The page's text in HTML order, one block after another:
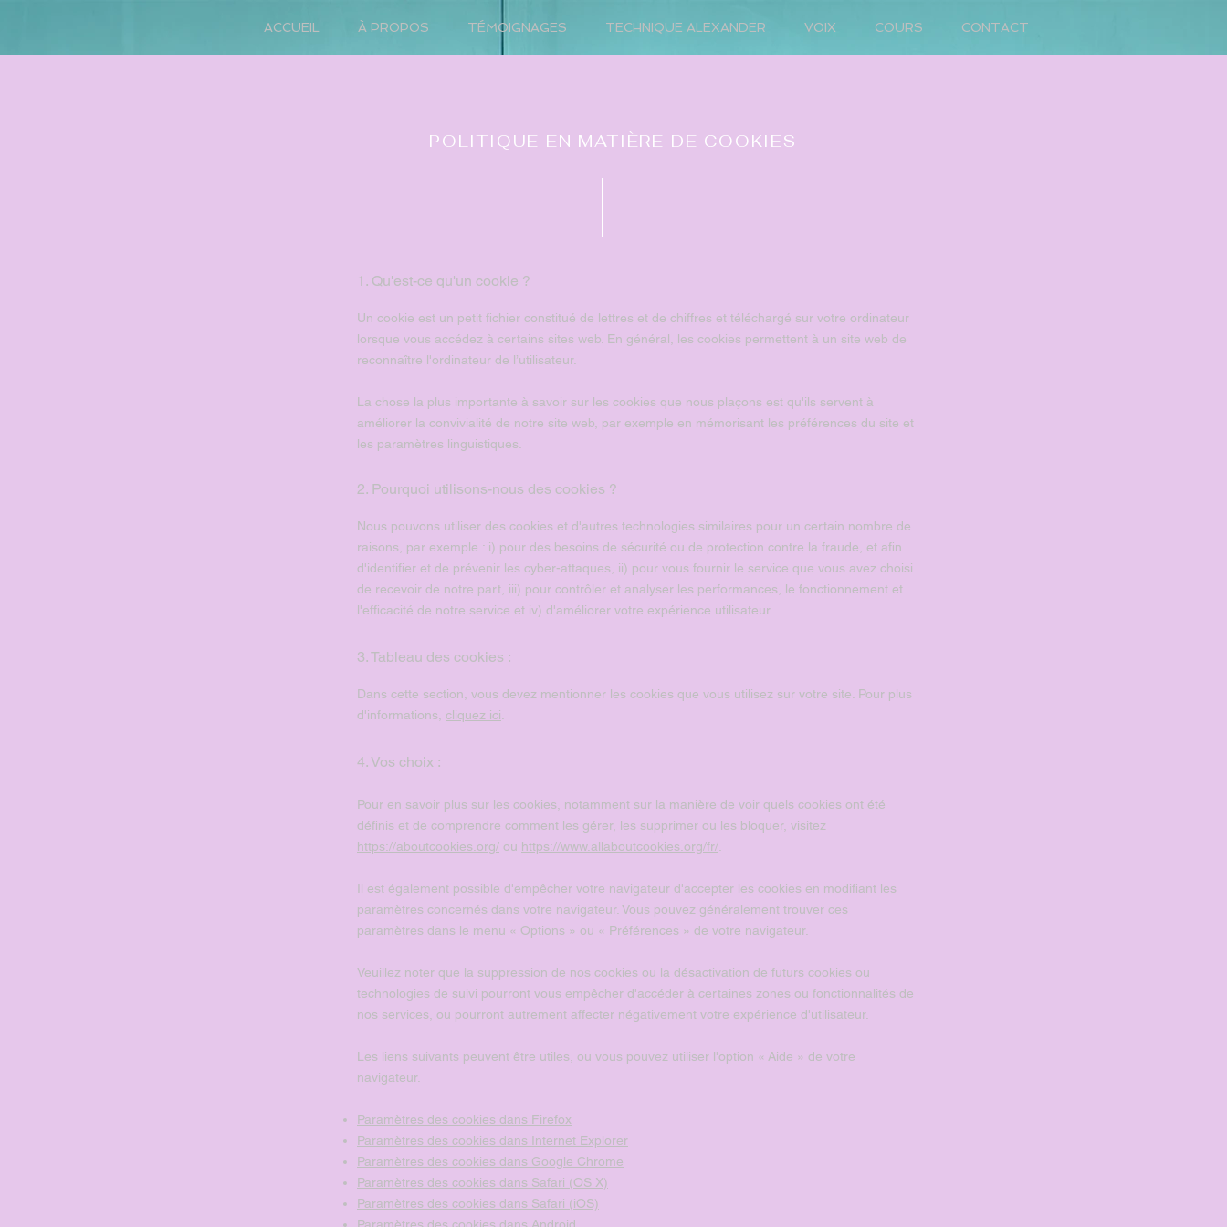
ACCUEIL À PROPOS TÉMOIGNAGES TECHNIQUE ALEXANDER VOIX COURS CONTACT
POLITIQUE EN MATIÈRE DE COOKIES
1. Qu'est-ce qu'un cookie ?
Un cookie est un petit fichier constitué de lettres et de chiffres et téléchargé sur votre ordinateur
lorsque vous accédez à certains sites web. En général, les cookies permettent à un site web de
reconnaître l'ordinateur de l’utilisateur.
La chose la plus importante à savoir sur les cookies que nous plaçons est qu'ils servent à
améliorer la convivialité de notre site web, par exemple en mémorisant les préférences du site et
les paramètres linguistiques.
2. Pourquoi utilisons-nous des cookies ?
Nous pouvons utiliser des cookies et d'autres technologies similaires pour un certain nombre de
raisons, par exemple : i) pour des besoins de sécurité ou de protection contre la fraude, et afin
d'identifier et de prévenir les cyber-attaques, ii) pour vous fournir le service que vous avez choisi
de recevoir de notre part, iii) pour contrôler et analyser les performances, le fonctionnement et
l'efficacité de notre service et iv) d'améliorer votre expérience utilisateur.
3. Tableau des cookies :
Dans cette section, vous devez mentionner les cookies que vous utilisez sur votre site. Pour plus
d'informations, cliquez ici
4. Vos choix :
Pour en savoir plus sur les cookies, notamment sur la manière de voir quels cookies ont été
définis et de comprendre comment les gérer, les supprimer ou les bloquer, visitez
https://aboutcookies.org/ ou https://www.allaboutcookies.org/fr/
Il est également possible d'empêcher votre navigateur d'accepter les cookies en modifiant les
paramètres concernés dans votre navigateur. Vous pouvez généralement trouver ces
paramètres dans le menu « Options » ou « Préférences » de votre navigateur.
Veuillez noter que la suppression de nos cookies ou la désactivation de futurs cookies ou
technologies de suivi pourront vous empêcher d'accéder à certaines zones ou fonctionnalités de
nos services, ou pourront autrement affecter négativement votre expérience d'utilisateur.
Les liens suivants peuvent être utiles, ou vous pouvez utiliser l'option « Aide » de votre
navigateur.
Paramètres des cookies dans Firefox
Paramètres des cookies dans Internet Explorer
Paramètres des cookies dans Google Chrome
Paramètres des cookies dans Safari (OS X)
Paramètres des cookies dans Safari (iOS)